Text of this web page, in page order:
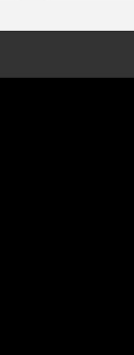
à nord-ouest,
monts, en